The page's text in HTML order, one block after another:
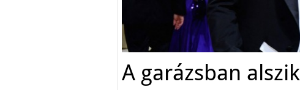
A garázsban alszik